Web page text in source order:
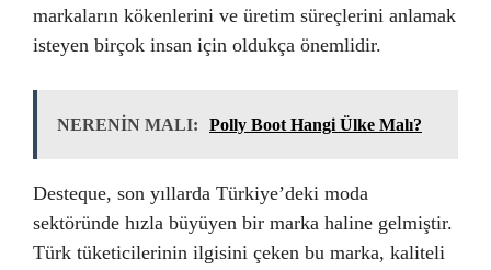
markaların kökenlerini ve üretim süreçlerini anlamak
isteyen birçok insan için oldukça önemlidir.
NERENİN MALI: Polly Boot Hangi Ülke Malı?
Desteque, son yıllarda Türkiye’deki moda
sektöründe hızla büyüyen bir marka haline gelmiştir.
Türk tüketicilerinin ilgisini çeken bu marka, kaliteli